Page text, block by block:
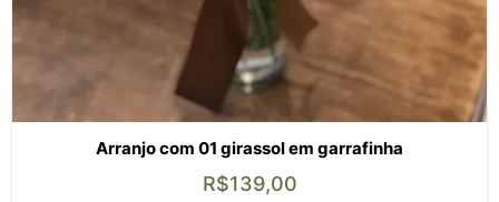
Arranjo com 01 girassol em garrafinha
R$139,00